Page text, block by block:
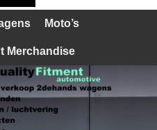
Moto’s
Merchandise